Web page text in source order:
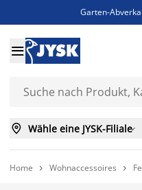
Garten-
Bist du

 Wähle eine JYSK-Filiale
Home  Wohnaccessoires 